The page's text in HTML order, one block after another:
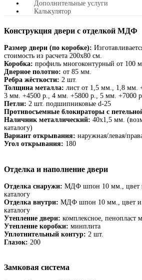
Дополнительные услуги
Калькулятор
Конструкция двери с отделкой МДФ
Размер двери (по коробке):
стоимость из расчета 200х80 см.
Коробка: профиль многоконтурный от 100
Дверное полотно: от 85 мм.
Ребра жёсткости: 2 шт.
Толщина металла: лист от 1,5 мм., 1,8 мм.
3 мм. +4500 р., 4 мм. +5800 р., 5 мм. +7000
Петли: 2 шт. подшипниковые d-25
Противосъемные блокираторы с
Наличник металлический: 40х1,5 мм.
каталогу)
Вариант открывания: наружная/левая/
Угол открывания: 180
Отделка и наполнение двери
Отделка снаружи: МДФ шпон 10 мм., цвет
каталогу
Отделка внутри: МДФ шпон 10 мм., цвет и
каталогу
Утепление двери: комплексное, пенопласт
Утепление коробки: минплита
Уплотнительный контур: 2 шт.
Глазок: 200
Замковая система